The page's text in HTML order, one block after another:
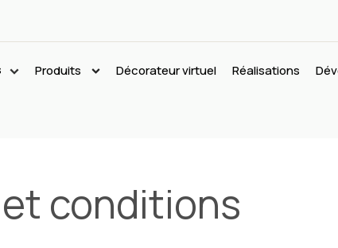
Produits Décorateur virtuel Réalisations
conditions